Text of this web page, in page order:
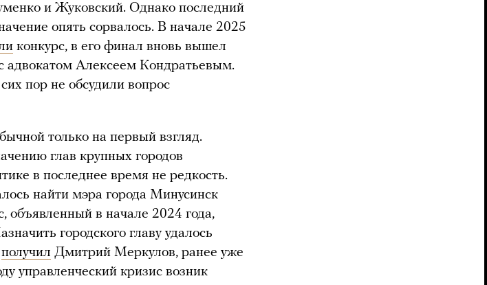
и Жуковский. Однако последний
опять сорвалось. В начале 2025
конкурс, в его финал вновь вышел
адвокатом Алексеем Кондратьевым.
пор не обсудили вопрос
только на первый взгляд.
глав крупных городов
в последнее время не редкость.
найти мэра города Минусинск
объявленный в начале 2024 года,
городского главу удалось
получил Дмитрий Меркулов, ранее уже
управленческий кризис возник